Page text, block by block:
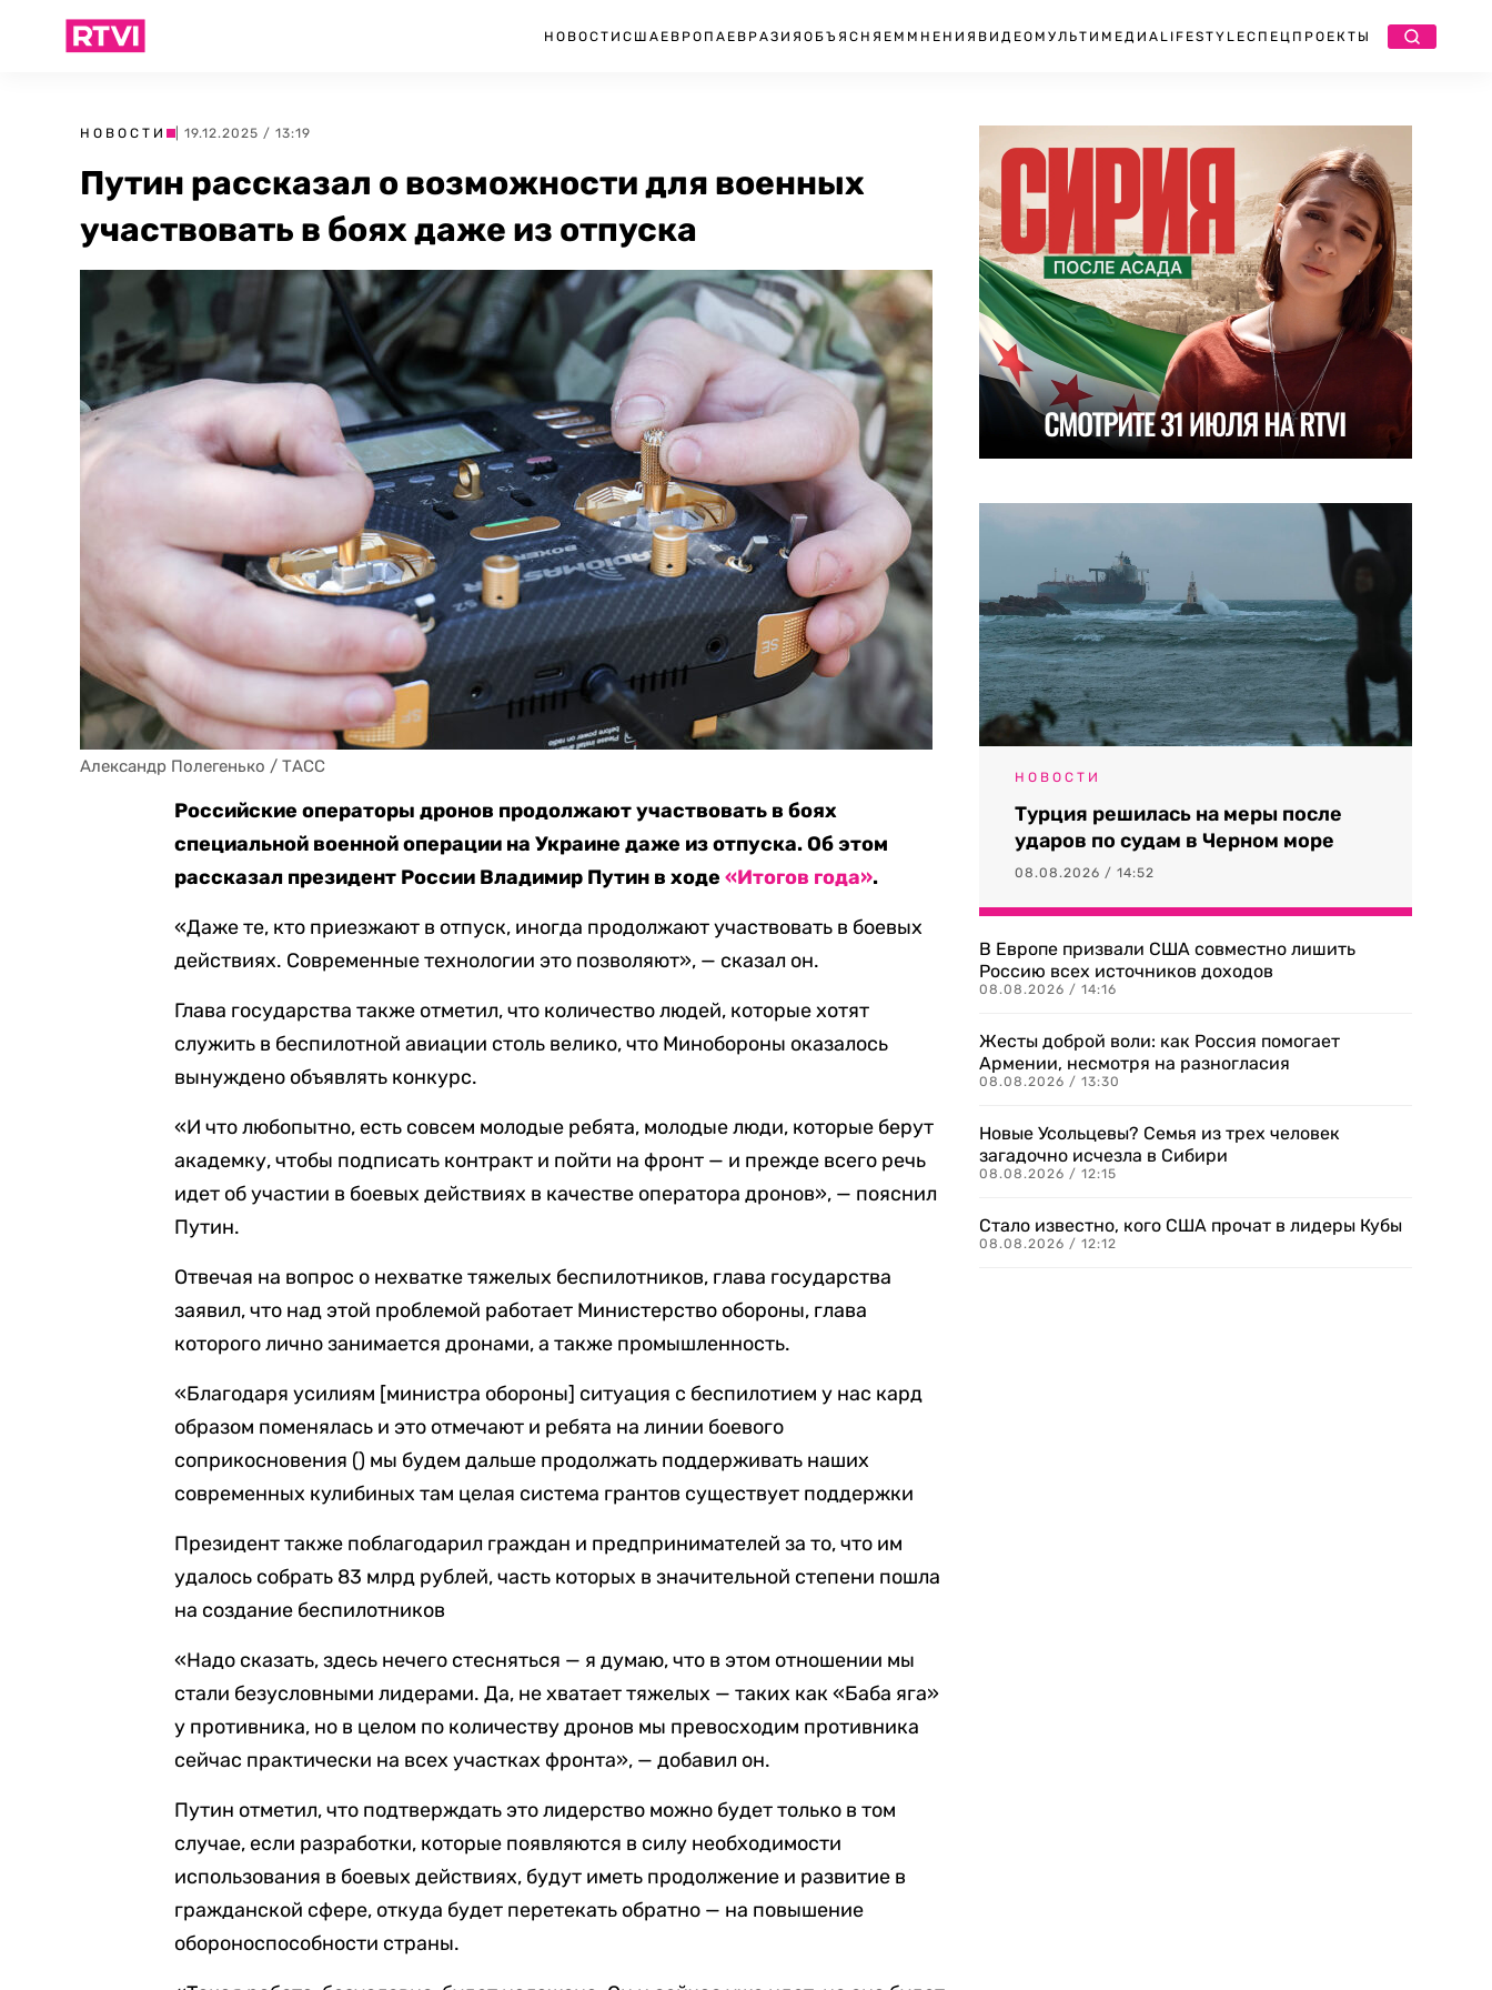
НОВОСТИ США ЕВРОПА ЕВРАЗИЯ ОБЪЯСНЯЕМ МНЕНИЯ ВИДЕО МУЛЬТИМЕДИА LIFESTYLEСПЕЦПРОЕКТЫ
НОВОСТИ | 19.12.2025 / 13:19
Путин рассказал о возможности для военных
участвовать в боях даже из отпуска
Александр Полегенько / ТАСС
Российские операторы дронов продолжают участвовать в боях
специальной военной операции на Украине даже из отпуска. Об этом
рассказал президент России Владимир Путин в ходе«Итогов года».
«Даже те, кто приезжают в отпуск, иногда продолжают участвовать в боевых
действиях. Современные технологии это позволяют», — сказал он.
Глава государства также отметил, что количество людей, которые хотят
служить в беспилотной авиации столь велико, что Минобороны оказалось
вынуждено объявлять конкурс.
«И что любопытно, есть совсем молодые ребята, молодые люди, которые берут
академку, чтобы подписать контракт и пойти на фронт — и прежде всего речь
идет об участии в боевых действиях в качестве оператора дронов», — пояснил
Путин.
Отвечая на вопрос о нехватке тяжелых беспилотников, глава государства
заявил, что над этой проблемой работает Министерство обороны, глава
которого лично занимается дронами, а также промышленность.
«Благодаря усилиям [министра обороны] ситуация с беспилотием у нас кард
образом поменялась и это отмечают и ребята на линии боевого
соприкосновения () мы будем дальше продолжать поддерживать наших
современных кулибиных там целая система грантов существует поддержки
Президент также поблагодарил граждан и предпринимателей за то, что им
удалось собрать 83 млрд рублей, часть которых в значительной степени пошла
на создание беспилотников
«Надо сказать, здесь нечего стесняться — я думаю, что в этом отношении мы
стали безусловными лидерами. Да, не хватает тяжелых — таких как «Баба яга»
у противника, но в целом по количеству дронов мы превосходим противника
сейчас практически на всех участках фронта», — добавил он.
Путин отметил, что подтверждать это лидерство можно будет только в том
случае, если разработки, которые появляются в силу необходимости
использования в боевых действиях, будут иметь продолжение и развитие в
гражданской сфере, откуда будет перетекать обратно — на повышение
обороноспособности страны.
НОВОСТИ
Турция решилась на меры после
ударов по судам в Черном море
08.08.2026 / 14:52
В Европе призвали США совместно лишить
Россию всех источников доходов
08.08.2026 / 14:16
Жесты доброй воли: как Россия помогает
Армении, несмотря на разногласия
08.08.2026 / 13:30
Новые Усольцевы? Семья из трех человек
загадочно исчезла в Сибири
08.08.2026 / 12:15
Стало известно, кого США прочат в лидеры Кубы
08.08.2026 / 12:12